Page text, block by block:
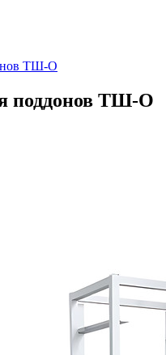
ТШ-О
поддонов ТШ-О